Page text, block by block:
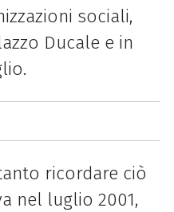
sociali,
Ducale e in
ricordare ciò
nel luglio 2001,